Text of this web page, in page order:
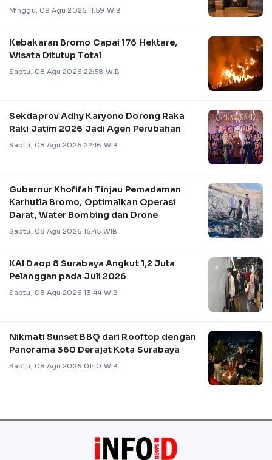
Minggu, 09 Agu 2026 11:59 WIB
Kebakaran Bromo Capai 176 Hektare,
Wisata Ditutup Total
Sabtu, 08 Agu 2026 22:58 WIB
Sekdaprov Adhy Karyono Dorong Raka
Raki Jatim 2026 Jadi Agen Perubahan
Sabtu, 08 Agu 2026 22:16 WIB
Gubernur Khofifah Tinjau Pemadaman
Karhutla Bromo, Optimalkan Operasi
Darat, Water Bombing dan Drone
Sabtu, 08 Agu 2026 15:45 WIB
KAI Daop 8 Surabaya Angkut 1,2 Juta
Pelanggan pada Juli 2026
Sabtu, 08 Agu 2026 13:44 WIB
Nikmati Sunset BBQ dari Rooftop dengan
Panorama 360 Derajat Kota Surabaya
Sabtu, 08 Agu 2026 01:10 WIB